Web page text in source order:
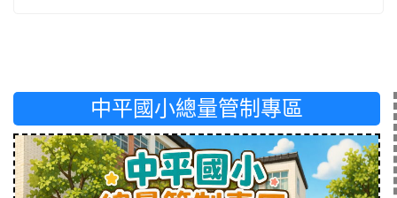
中平國小總量管制專區